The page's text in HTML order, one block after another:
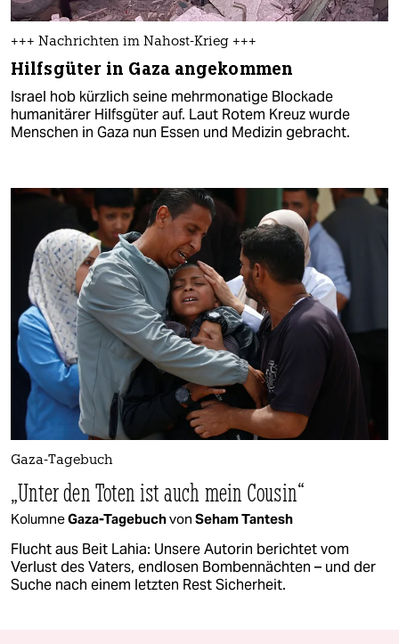
+++ Nachrichten im Nahost-Krieg +++
Hilfsgüter in Gaza angekommen
Israel hob kürzlich seine mehrmonatige Blockade
humanitärer Hilfsgüter auf. Laut Rotem Kreuz wurde
Menschen in Gaza nun Essen und Medizin gebracht.
Gaza-Tagebuch
„Unter den Toten ist auch mein Cousin“
KolumneGaza-Tagebuchvon Seham Tantesh
Flucht aus Beit Lahia: Unsere Autorin berichtet vom
Verlust des Vaters, endlosen Bombennächten – und der
Suche nach einem letzten Rest Sicherheit.